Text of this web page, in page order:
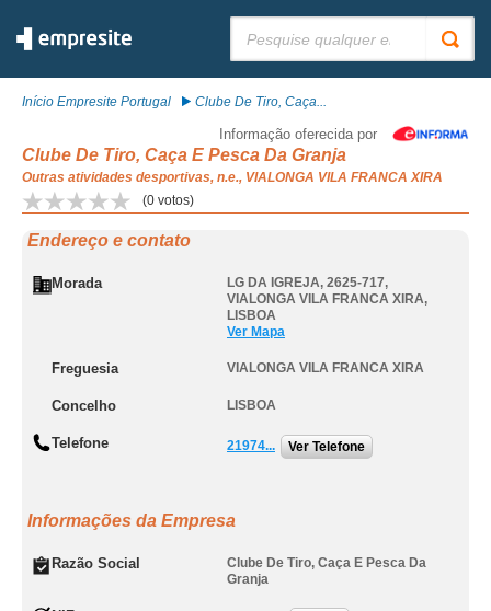
Início Empresite Portugal Clube De Tiro, Caça...
Informação oferecida por
Clube De Tiro, Caça E Pesca Da Granja
Outras atividades desportivas, n.e., VIALONGA VILA FRANCA XIRA
(0 votos)
Endereço e contato
Morada LG DA IGREJA, 2625-717,
VIALONGA VILA FRANCA XIRA,
LISBOA
Ver Mapa
Freguesia VIALONGA VILA FRANCA XIRA
Concelho LISBOA
Telefone 21974... Ver Telefone
Informações da Empresa
Razão Social
Clube De Tiro, Caça E Pesca Da
Granja